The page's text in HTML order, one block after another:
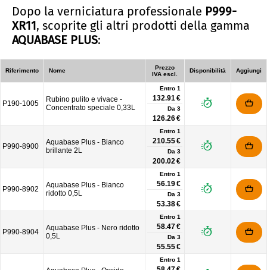
Dopo la verniciatura professionale P999-
XR11, scoprite gli altri prodotti della gamma
AQUABASE PLUS:
Riferimento Nome
Prezzo
IVA escl.
Disponibilità Aggiungi
P190-1005
Rubino pulito e vivace -
Concentrato speciale 0,33L
Entro 1
132.91 €
Da 3
126.26 €
P990-8900
Aquabase Plus - Bianco
brillante 2L
Entro 1
210.55 €
Da 3
200.02 €
P990-8902
Aquabase Plus - Bianco
ridotto 0,5L
Entro 1
56.19 €
Da 3
53.38 €
P990-8904
Aquabase Plus - Nero ridotto
0,5L
Entro 1
58.47 €
Da 3
55.55 €
Entro 1